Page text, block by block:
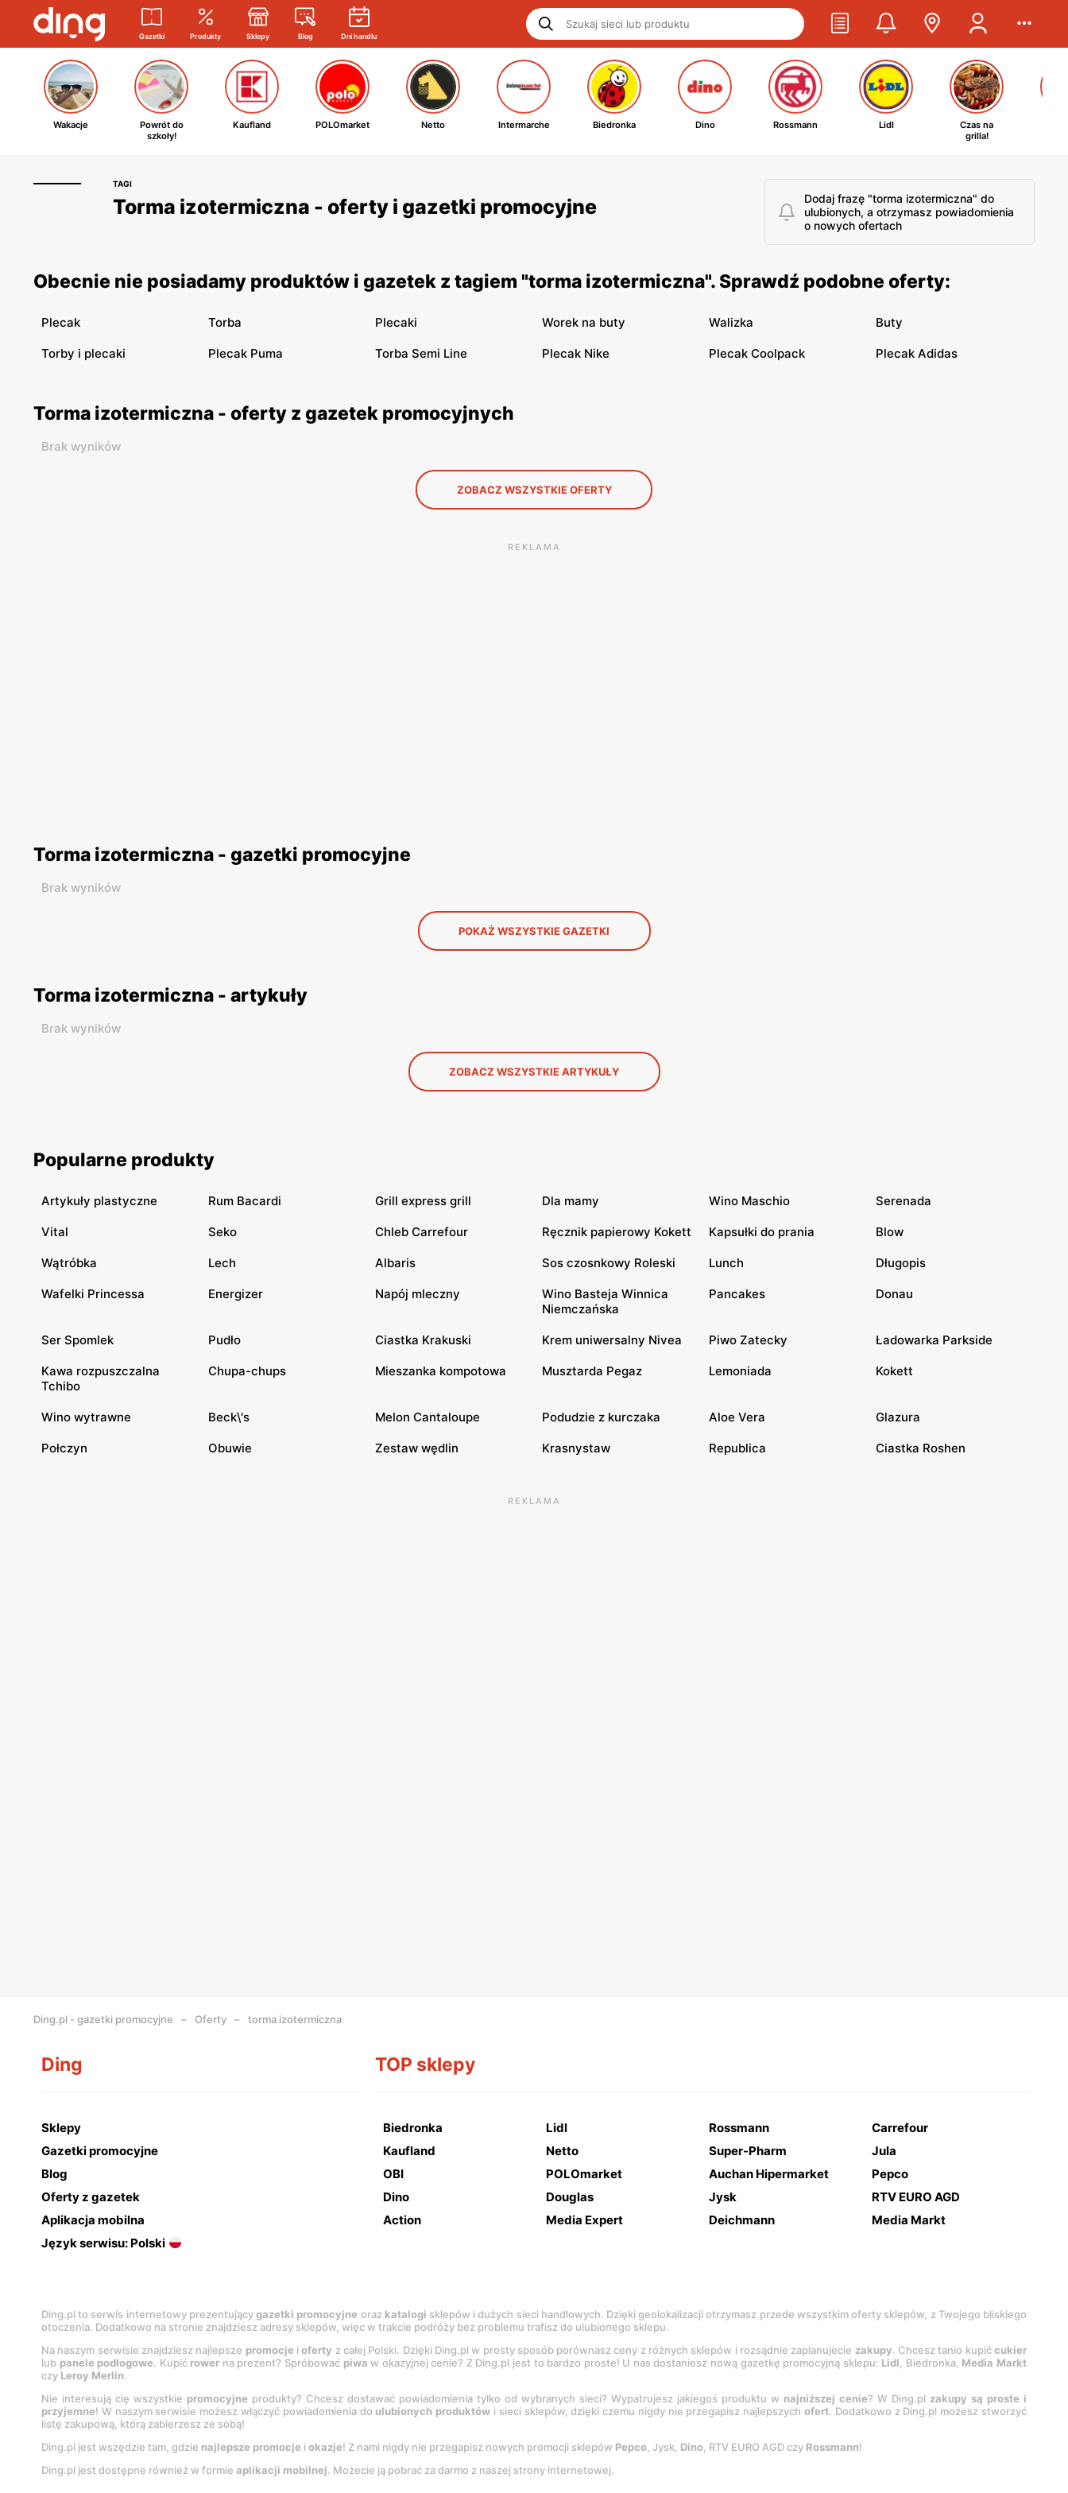
Gazetki Produkty Sklepy Blog Dni handlu
Wakacje
Powrót do
szkoły!
Kaufland POLOmarket Netto Intermarche Biedronka Dino Rossmann Lidl
Czas na
grilla!
TAGI
Torma izotermiczna - oferty i gazetki promocyjne
Dodaj frazę "torma izotermiczna" do
ulubionych, a otrzymasz powiadomienia
o nowych ofertach
Obecnie nie posiadamy produktów i gazetek z tagiem "torma izotermiczna". Sprawdź podobne oferty:
Plecak Torba Plecaki Worek na buty Walizka Buty
Torby i plecaki Plecak Puma Torba Semi Line Plecak Nike Plecak Coolpack Plecak Adidas
Torma izotermiczna - oferty z gazetek promocyjnych
Brak wyników
ZOBACZ WSZYSTKIE OFERTY
REKLAMA
Torma izotermiczna - gazetki promocyjne
Brak wyników
POKAŻ WSZYSTKIE GAZETKI
Torma izotermiczna - artykuły
Brak wyników
ZOBACZ WSZYSTKIE ARTYKUŁY
Popularne produkty
Artykuły plastyczne Rum Bacardi Grill express grill Dla mamy Wino Maschio Serenada
Vital Seko Chleb Carrefour Ręcznik papierowy Kokett Kapsułki do prania Blow
Wątróbka Lech Albaris Sos czosnkowy Roleski Lunch Długopis
Wafelki Princessa Energizer Napój mleczny
Wino Basteja Winnica
Niemczańska
Pancakes Donau
Ser Spomlek Pudło Ciastka Krakuski Krem uniwersalny Nivea Piwo Zatecky Ładowarka Parkside
Kawa rozpuszczalna
Tchibo
Chupa-chups Mieszanka kompotowa Musztarda Pegaz Lemoniada Kokett
Wino wytrawne Beck\'s Melon Cantaloupe Podudzie z kurczaka Aloe Vera Glazura
Połczyn Obuwie Zestaw wędlin Krasnystaw Republica Ciastka Roshen
REKLAMA
Ding.pl - gazetki promocyjne Oferty torma izotermiczna
Ding
Sklepy
Gazetki promocyjne
Blog
Oferty z gazetek
Aplikacja mobilna
Język serwisu: Polski
TOP sklepy
Biedronka Lidl Rossmann
Carrefour
Kaufland
Netto Super-Pharm
Jula
OBI
POLOmarket Auchan Hipermarket
Pepco
Dino
Douglas Jysk
RTV EURO AGD
Action
Media Expert Deichmann Media Markt
Ding.pl to serwis internetowy prezentującygazetki promocyjne oraz katalogi sklepów i dużych sieci handlowych. Dzięki geolokalizacji otrzymasz przede wszystkim oferty sklepów, z Twojego bliskiego
otoczenia. Dodatkowo na stronie znajdziesz adresy sklepów, więc w trakcie podróży bez problemu trafisz do ulubionego sklepu.
Na naszym serwisie znajdziesz najlepsze promocje ioferty z całej Polski. Dzięki Ding.pl w prosty sposób porównasz ceny z różnych sklepów i rozsądnie zaplanujecie zakupy. Chcesz tanio kupićcukier
lub panele podłogowe. Kupić rower na prezent? Spróbować piwa w okazyjnej cenie? Z Ding.pl jest to bardzo proste! U nas dostaniesz nową gazetkę promocyjną sklepu: Lidl, Biedronka, Media Markt
czy Leroy Merlin.
Nie interesują cię wszystkie promocyjne produkty? Chcesz dostawać powiadomienia tylko od wybranych sieci? Wypatrujesz jakiegoś produktu w najniższej cenie? W Ding.pl zakupy są proste i
przyjemne! W naszym serwisie możesz włączyć powiadomienia do ulubionych produktów i sieci sklepów, dzięki czemu nigdy nie przegapisz najlepszychofert. Dodatkowo z Ding.pl możesz stworzyć
listę zakupową, którą zabierzesz ze sobą!
Ding.pl jest wszędzie tam, gdzie najlepsze promocje i okazje! Z nami nigdy nie przegapisz nowych promocji sklepów Pepco, Jysk, Dino, RTV EURO AGD czy Rossmann!
Ding.pl jest dostępne również w formie aplikacji mobilnej. Możecie ją pobrać za darmo z naszej strony internetowej.